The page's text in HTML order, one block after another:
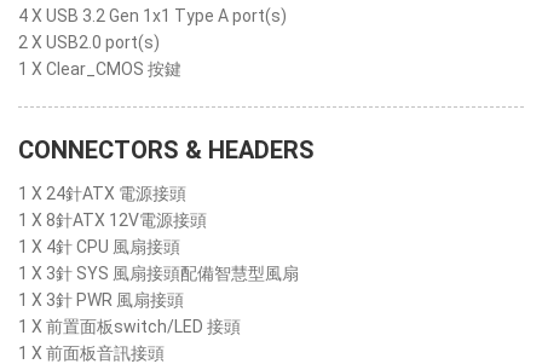
4 X USB 3.2 Gen 1x1 Type A port(s)
2 X USB2.0 port(s)
1 X Clear_CMOS 按鍵
CONNECTORS & HEADERS
1 X 24針ATX 電源接頭
1 X 8針ATX 12V電源接頭
1 X 4針 CPU 風扇接頭
1 X 3針 SYS 風扇接頭配備智慧型風扇
1 X 3針 PWR 風扇接頭
1 X 前置面板switch/LED 接頭
1 X 前面板音訊接頭